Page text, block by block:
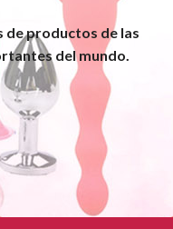
de productos de las
del mundo.